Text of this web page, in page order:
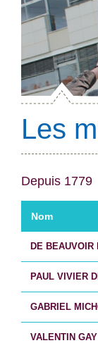
Les
Depuis 1779
Nom
DE BEAUVOIR
PAUL VIVIER
GABRIEL
VALENTIN GAY